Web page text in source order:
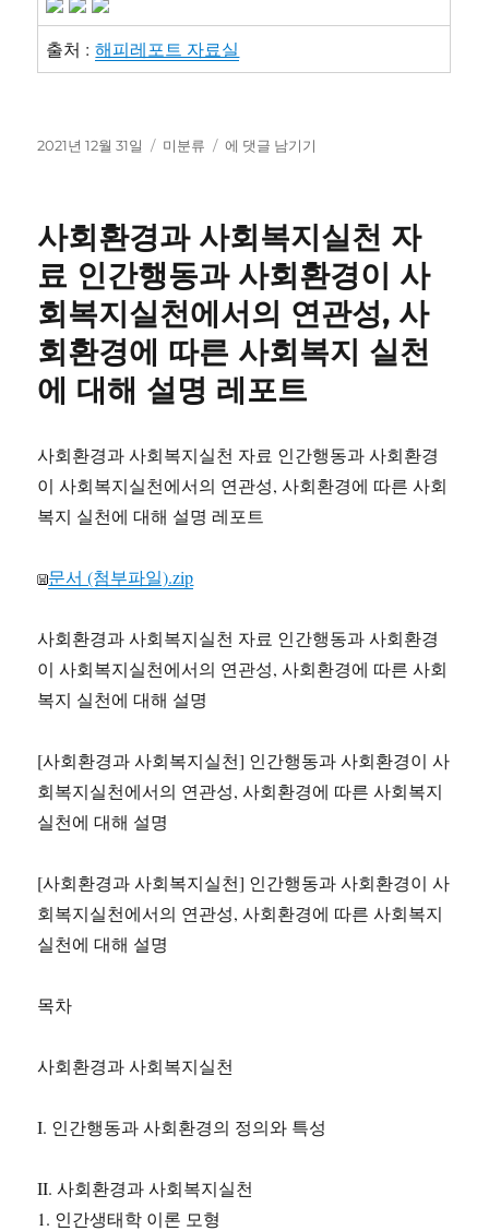
출처 :해피레포트 자료실
작
2021년 12월 31일
카
미분류
[의
건
강
유
지
법
에 댓글 남기기
사회환경과 사회복지실천 자
료 인간행동과 사회환경이 사
회복지실천에서의 연관성, 사
회환경에 따른 사회복지 실천
에 대해 설명 레포트
사회환경과 사회복지실천 자료 인간행동과 사회환경
이 사회복지실천에서의 연관성, 사회환경에 따른 사회
복지 실천에 대해 설명 레포트
문서 (첨부파일).zip
사회환경과 사회복지실천 자료 인간행동과 사회환경
이 사회복지실천에서의 연관성, 사회환경에 따른 사회
복지 실천에 대해 설명
[사회환경과 사회복지실천] 인간행동과 사회환경이 사
회복지실천에서의 연관성, 사회환경에 따른 사회복지
실천에 대해 설명
[사회환경과 사회복지실천] 인간행동과 사회환경이 사
회복지실천에서의 연관성, 사회환경에 따른 사회복지
실천에 대해 설명
목차
사회환경과 사회복지실천
I. 인간행동과 사회환경의 정의와 특성
II. 사회환경과 사회복지실천
1. 인간생태학 이론 모형